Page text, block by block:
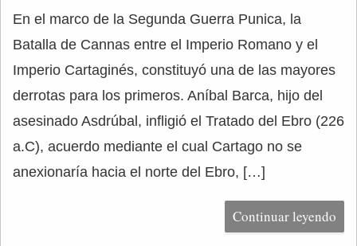
En el marco de la Segunda Guerra Punica, la
Batalla de Cannas entre el Imperio Romano y el
Imperio Cartaginés, constituyó una de las mayores
derrotas para los primeros. Aníbal Barca, hijo del
asesinado Asdrúbal, infligió el Tratado del Ebro (226
a.C), acuerdo mediante el cual Cartago no se
anexionaría hacia el norte del Ebro, […]
Continuar leyendo